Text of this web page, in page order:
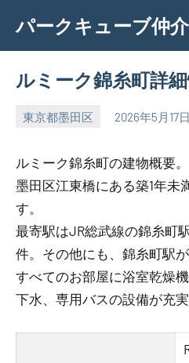
content
パークキューブ仲
ルミーク錦糸町詳
東京都墨田区 2026年5月17日
ルミーク錦糸町の建物概要。
墨田区江東橋にある築1年未
す。
最寄駅はJR総武線の錦糸町
件。その他にも、錦糸町駅が
すべてのお部屋に浴室乾燥
下水、専用バスの設備が充実